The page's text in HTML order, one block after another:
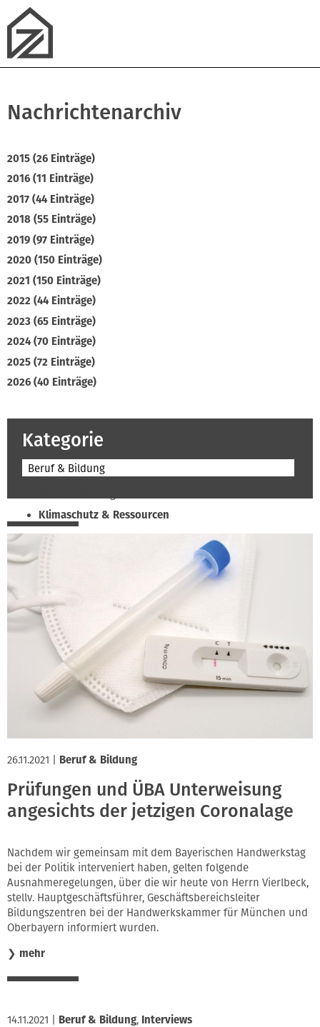
Nachrichtenarchiv
2015 (26 Einträge)
2016 (11 Einträge)
2017 (44 Einträge)
2018 (55 Einträge)
2019 (97 Einträge)
2020 (150 Einträge)
2021 (150 Einträge)
2022 (44 Einträge)
2023 (65 Einträge)
2024 (70 Einträge)
2025 (72 Einträge)
2026 (40 Einträge)
Kategorie
Beruf & Bildung
Klimaschutz & Ressourcen
Normen & Fachregeln
Recht & Wirtschaft
Soziales & Tarifpolitik
Verband & Innungen
Interviews
Innung
26.11.2021 Beruf & Bildung
Prüfungen und ÜBA Unterweisung
angesichts der jetzigen Coronalage
Nachdem wir gemeinsam mit dem Bayerischen Handwerkstag
bei der Politik interveniert haben, gelten folgende
Ausnahmeregelungen, über die wir heute von Herrn Vierlbeck,
stellv. Hauptgeschäftsführer, Geschäftsbereichsleiter
Bildungszentren bei der Handwerkskammer für München und
Oberbayern informiert wurden.
❯ mehr
14.11.2021 Beruf & Bildung, Interviews